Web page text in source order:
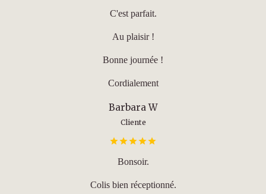
C'est parfait.
Au plaisir !
Bonne journée !
Cordialement
Barbara W
Cliente
Bonsoir.
Colis bien réceptionné.